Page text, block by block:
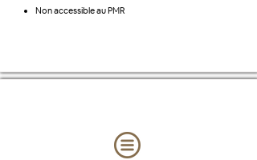
Non accessible au PMR